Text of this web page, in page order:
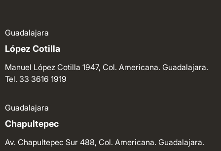
Guadalajara
López Cotilla
Manuel López Cotilla 1947, Col. Americana. Guadalajara.
Tel. 33 3616 1919
Guadalajara
Chapultepec
Av. Chapultepec Sur 488, Col. Americana. Guadalajara.